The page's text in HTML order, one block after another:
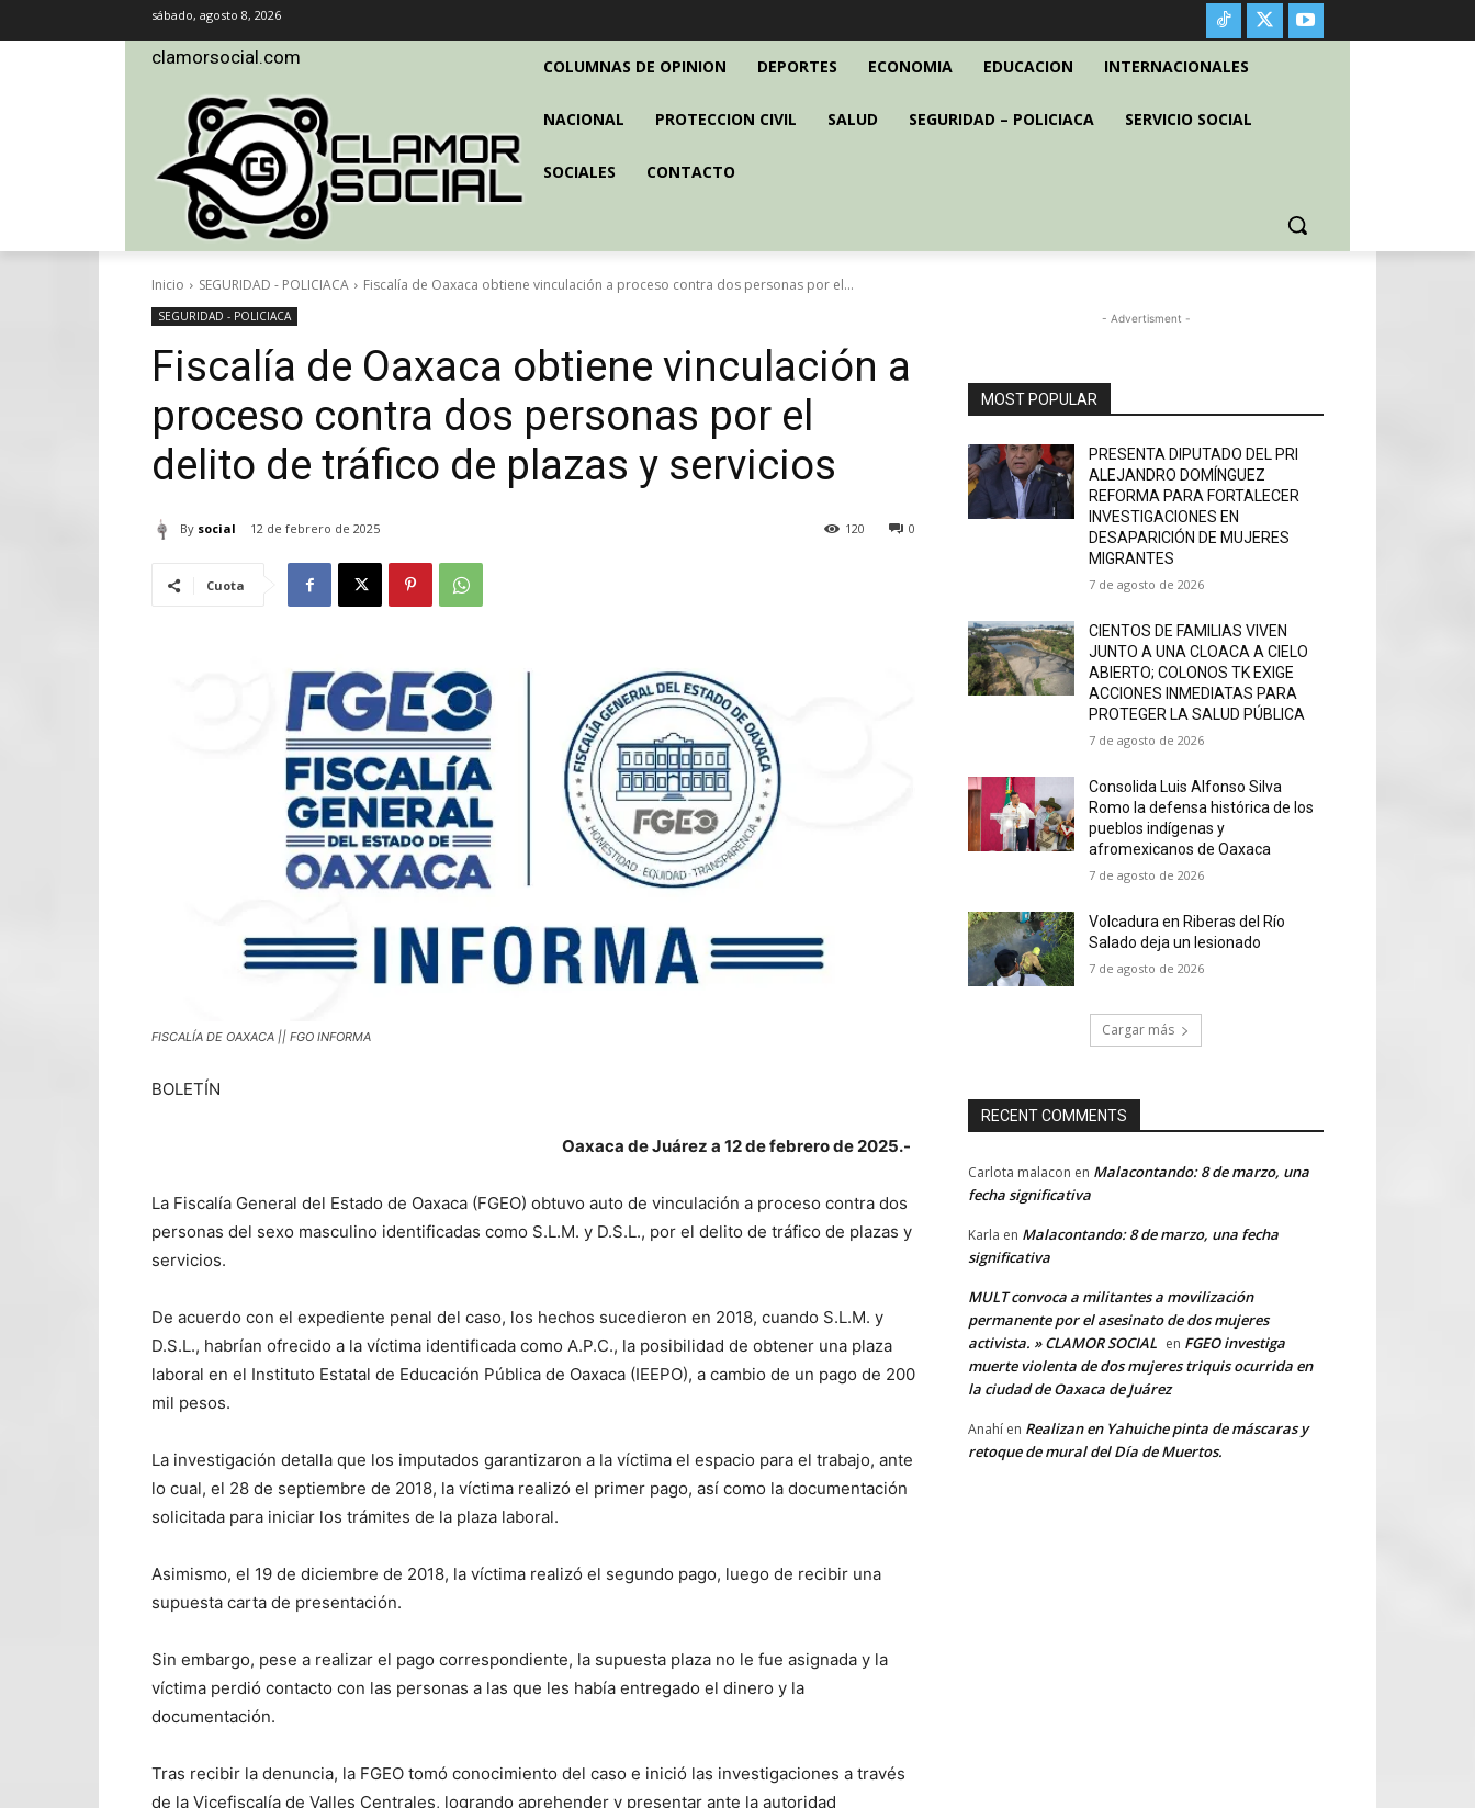
sábado, agosto 8, 2026
clamorsocial.com COLUMNAS DE OPINION DEPORTES ECONOMIA EDUCACION INTERNACIONALES
NACIONAL PROTECCION CIVIL SALUD SEGURIDAD – POLICIACA SERVICIO SOCIAL
SOCIALES CONTACTO
Inicio SEGURIDAD - POLICIACA Fiscalía de Oaxaca obtiene vinculación a proceso contra dos personas por el...
SEGURIDAD - POLICIACA
Fiscalía de Oaxaca obtiene vinculación a
proceso contra dos personas por el
delito de tráfico de plazas y servicios
By social 12 de febrero de 2025 0
120
Cuota
FISCALÍA DE OAXACA || FGO INFORMA
BOLETÍN
Oaxaca de Juárez a 12 de febrero de 2025.-
La Fiscalía General del Estado de Oaxaca (FGEO) obtuvo auto de vinculación a proceso contra dos
personas del sexo masculino identificadas como S.L.M. y D.S.L., por el delito de tráfico de plazas y
servicios.
De acuerdo con el expediente penal del caso, los hechos sucedieron en 2018, cuando S.L.M. y
D.S.L., habrían ofrecido a la víctima identificada como A.P.C., la posibilidad de obtener una plaza
laboral en el Instituto Estatal de Educación Pública de Oaxaca (IEEPO), a cambio de un pago de 200
mil pesos.
La investigación detalla que los imputados garantizaron a la víctima el espacio para el trabajo, ante
lo cual, el 28 de septiembre de 2018, la víctima realizó el primer pago, así como la documentación
solicitada para iniciar los trámites de la plaza laboral.
Asimismo, el 19 de diciembre de 2018, la víctima realizó el segundo pago, luego de recibir una
supuesta carta de presentación.
Sin embargo, pese a realizar el pago correspondiente, la supuesta plaza no le fue asignada y la
víctima perdió contacto con las personas a las que les había entregado el dinero y la
documentación.
Tras recibir la denuncia, la FGEO tomó conocimiento del caso e inició las investigaciones a través
de la Vicefiscalía de Valles Centrales, logrando aprehender y presentar ante la autoridad
- Advertisment -
MOST POPULAR
PRESENTA DIPUTADO DEL PRI
ALEJANDRO DOMÍNGUEZ
REFORMA PARA FORTALECER
INVESTIGACIONES EN
DESAPARICIÓN DE MUJERES
MIGRANTES
7 de agosto de 2026
CIENTOS DE FAMILIAS VIVEN
JUNTO A UNA CLOACA A CIELO
ABIERTO; COLONOS TK EXIGE
ACCIONES INMEDIATAS PARA
PROTEGER LA SALUD PÚBLICA
7 de agosto de 2026
Consolida Luis Alfonso Silva
Romo la defensa histórica de los
pueblos indígenas y
afromexicanos de Oaxaca
7 de agosto de 2026
Volcadura en Riberas del Río
Salado deja un lesionado
7 de agosto de 2026
Cargar más
RECENT COMMENTS
Carlota malacon en Malacontando: 8 de marzo, una
fecha significativa
Karla en Malacontando: 8 de marzo, una fecha
significativa
MULT convoca a militantes a movilización
permanente por el asesinato de dos mujeres
activista. » CLAMOR SOCIAL en FGEO investiga
muerte violenta de dos mujeres triquis ocurrida en
la ciudad de Oaxaca de Juárez
Anahí en Realizan en Yahuiche pinta de máscaras y
retoque de mural del Día de Muertos.